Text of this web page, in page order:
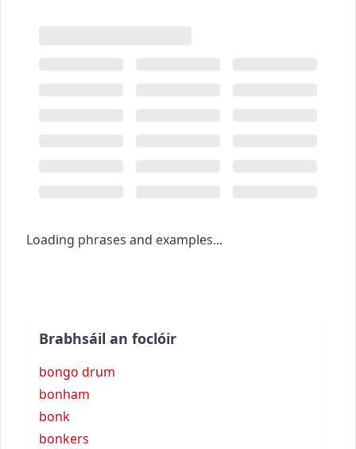
Loading phrases and examples...
Brabhsáil an foclóir
bongo drum
bonham
bonk
bonkers